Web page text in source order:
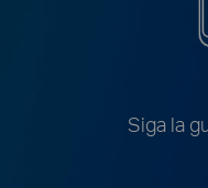
Siga la